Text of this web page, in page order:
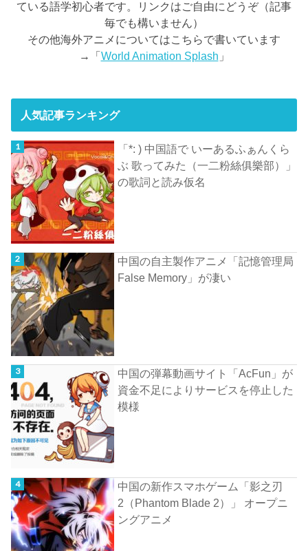
ている語学初心者です。リンクはご自由にどうぞ（記事
毎でも構いません）
その他海外アニメについてはこちらで書いています
→「World Animation Splash 」
人気記事ランキング
「*: ) 中国語で いーあるふぁんくら
ぶ 歌ってみた（一二粉絲俱樂部）」
の歌詞と読み仮名
中国の自主製作アニメ「記憶管理局
False Memory」が凄い
中国の弾幕動画サイト「AcFun」が
資金不足によりサービスを停止した
模様
中国の新作スマホゲーム「影之刃
2（Phantom Blade 2）」 オープニ
ングアニメ